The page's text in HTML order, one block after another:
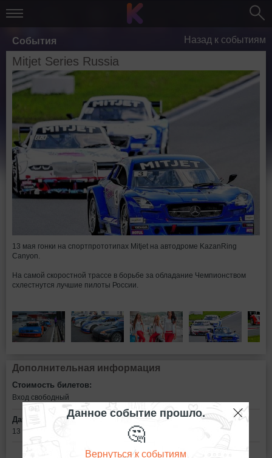
События Назад к событиям
Mitjet Series Russia
13 мая гонки на спортпрототипах Mitjet на автодроме KazanRing
Canyon.
На самой скоростной трассе в борьбе за обладание Чемпионством
схлестнутся лучшие пилоты России.
Дополнительная информация
Стоимость билетов:
Вход свободный
Дата:
13 мая в 12:00
Данное событие прошло.
🤔
Вернуться к событиям